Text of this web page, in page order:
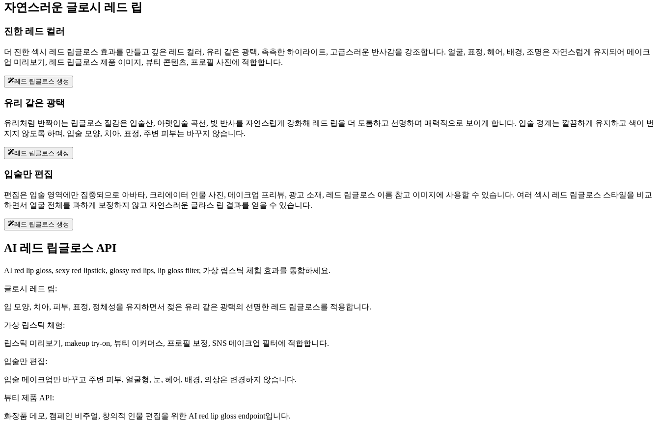
자연스러운 글로시 레드 립
진한 레드 컬러
더 진한 섹시 레드 립글로스 효과를 만들고 깊은 레드 컬러, 유리 같은 광택, 촉촉한 하이라이트, 고급스러운 반사감을 강조합니다. 얼굴, 표정, 헤어, 배경, 조명은 자연스럽게 유지되어 메이크
업 미리보기, 레드 립글로스 제품 이미지, 뷰티 콘텐츠, 프로필 사진에 적합합니다.
레드 립글로스 생성
유리 같은 광택
유리처럼 반짝이는 립글로스 질감은 입술산, 아랫입술 곡선, 빛 반사를 자연스럽게 강화해 레드 립을 더 도톰하고 선명하며 매력적으로 보이게 합니다. 입술 경계는 깔끔하게 유지하고 색이 번
지지 않도록 하며, 입술 모양, 치아, 표정, 주변 피부는 바꾸지 않습니다.
레드 립글로스 생성
입술만 편집
편집은 입술 영역에만 집중되므로 아바타, 크리에이터 인물 사진, 메이크업 프리뷰, 광고 소재, 레드 립글로스 이름 참고 이미지에 사용할 수 있습니다. 여러 섹시 레드 립글로스 스타일을 비교
하면서 얼굴 전체를 과하게 보정하지 않고 자연스러운 글라스 립 결과를 얻을 수 있습니다.
레드 립글로스 생성
AI 레드 립글로스 API
AI red lip gloss, sexy red lipstick, glossy red lips, lip gloss filter, 가상 립스틱 체험 효과를 통합하세요.
글로시 레드 립:
입 모양, 치아, 피부, 표정, 정체성을 유지하면서 젖은 유리 같은 광택의 선명한 레드 립글로스를 적용합니다.
가상 립스틱 체험:
립스틱 미리보기, makeup try-on, 뷰티 이커머스, 프로필 보정, SNS 메이크업 필터에 적합합니다.
입술만 편집:
입술 메이크업만 바꾸고 주변 피부, 얼굴형, 눈, 헤어, 배경, 의상은 변경하지 않습니다.
뷰티 제품 API:
화장품 데모, 캠페인 비주얼, 창의적 인물 편집을 위한 AI red lip gloss endpoint입니다.